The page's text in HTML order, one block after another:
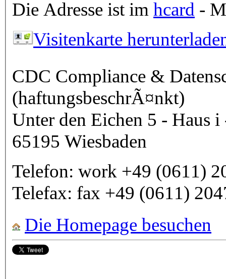
Die Adresse ist im hcard -
Visitenkarte
CDC Compliance &
(haftungsbeschrÃ¤nkt)
Unter den Eichen 5 - Haus i
65195 Wiesbaden
Telefon: work +49 (0611)
Telefax: fax +49 (0611)
Die Homepage besuchen